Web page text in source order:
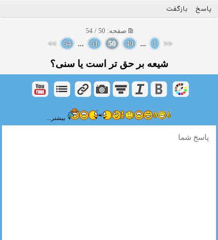
پاسخ بازگفت
صفحه: 50 / 54
<<
1
...
49
50
51
...
54
>>
شیعه بر حق تر است یا سنی؟
بیشتر...